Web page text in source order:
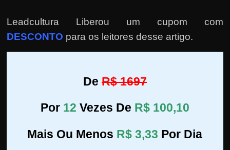
Leadcultura Liberou um cupom com
DESCONTO para os leitores desse artigo.
De R$ 1697
Por 12 Vezes De R$ 100,10
Mais Ou Menos R$ 3,33 Por Dia